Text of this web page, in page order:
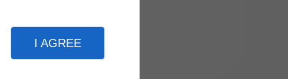
I AGREE